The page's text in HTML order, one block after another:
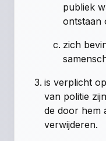
publiek
ontstaan
zich
is verplicht
van politie
de door hem
verwijderen.